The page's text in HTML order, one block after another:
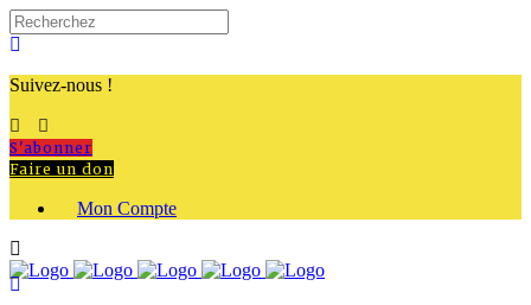
Suivez-nous !
S'abonner
Faire un don
Mon Compte